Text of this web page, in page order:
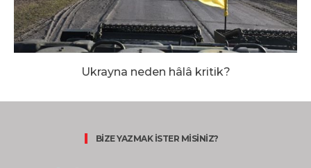
Ukrayna neden hâlâ kritik?
BİZE YAZMAK İSTER MİSİNİZ?